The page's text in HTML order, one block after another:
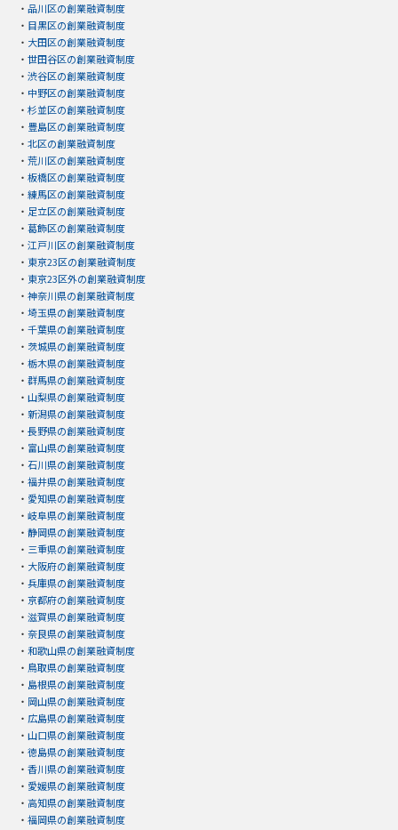
・ 品川区の創業融資制度
・ 目黒区の創業融資制度
・ 大田区の創業融資制度
・ 世田谷区の創業融資制度
・ 渋谷区の創業融資制度
・ 中野区の創業融資制度
・ 杉並区の創業融資制度
・ 豊島区の創業融資制度
・ 北区の創業融資制度
・ 荒川区の創業融資制度
・ 板橋区の創業融資制度
・ 練馬区の創業融資制度
・ 足立区の創業融資制度
・ 葛飾区の創業融資制度
・ 江戸川区の創業融資制度
・ 東京23区の創業融資制度
・ 東京23区外の創業融資制度
・ 神奈川県の創業融資制度
・ 埼玉県の創業融資制度
・ 千葉県の創業融資制度
・ 茨城県の創業融資制度
・ 栃木県の創業融資制度
・ 群馬県の創業融資制度
・ 山梨県の創業融資制度
・ 新潟県の創業融資制度
・ 長野県の創業融資制度
・ 富山県の創業融資制度
・ 石川県の創業融資制度
・ 福井県の創業融資制度
・ 愛知県の創業融資制度
・ 岐阜県の創業融資制度
・ 静岡県の創業融資制度
・ 三重県の創業融資制度
・ 大阪府の創業融資制度
・ 兵庫県の創業融資制度
・ 京都府の創業融資制度
・ 滋賀県の創業融資制度
・ 奈良県の創業融資制度
・ 和歌山県の創業融資制度
・ 鳥取県の創業融資制度
・ 島根県の創業融資制度
・ 岡山県の創業融資制度
・ 広島県の創業融資制度
・ 山口県の創業融資制度
・ 徳島県の創業融資制度
・ 香川県の創業融資制度
・ 愛媛県の創業融資制度
・ 高知県の創業融資制度
・ 福岡県の創業融資制度